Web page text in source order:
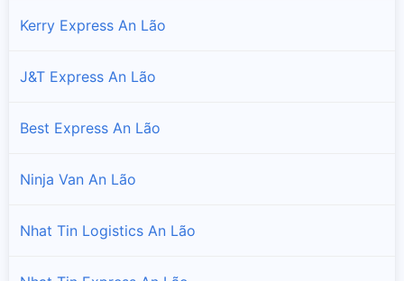
Kerry Express An Lão
J&T Express An Lão
Best Express An Lão
Ninja Van An Lão
Nhat Tin Logistics An Lão